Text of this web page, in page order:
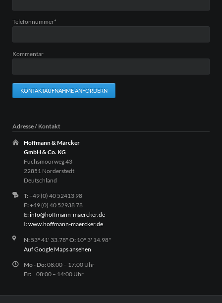
Pflichtfeld
Telefonnummer*
Kommentar
KONTAKTAUFNAHME ANFORDERN
Adresse / Kontakt
Hoffmann & Märcker
GmbH & Co. KG
Fuchsmoorweg 43
22851 Norderstedt
Deutschland
T:+49 (0) 40 52413 98
F:+49 (0) 40 52938 78
E:info@hoffmann-maercker.de
I:www.hoffmann-maercker.de
N:53º 41' 33.78" O:10º 3' 14.98"
Auf Google Maps ansehen
Mo - Do:08:00 – 17:00 Uhr
Fr: 08:00 – 14:00 Uhr